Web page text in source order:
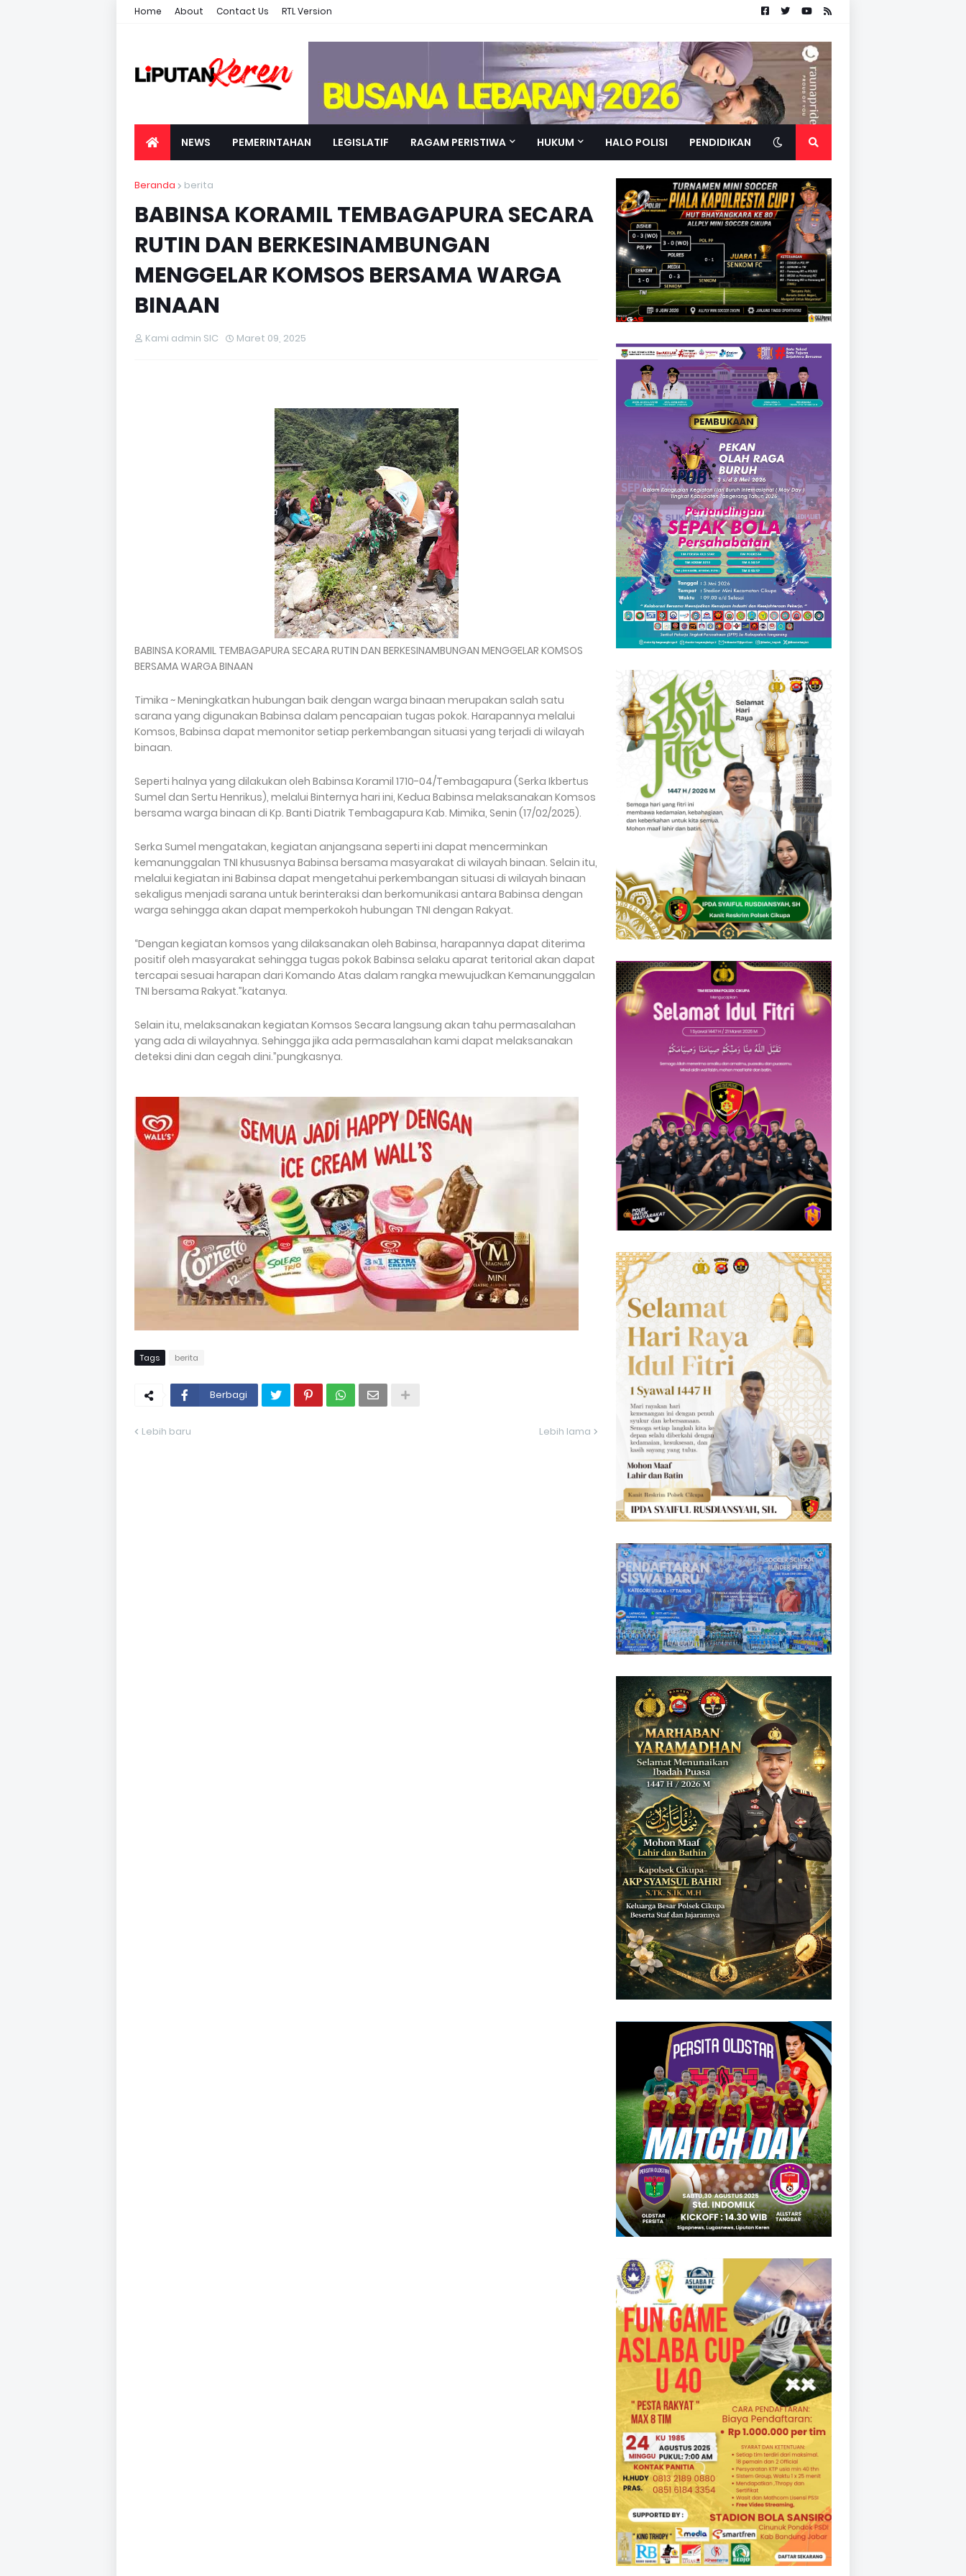
Home About Contact Us RTL Version
NEWS PEMERINTAHAN LEGISLATIF RAGAM PERISTIWA HUKUM HALO POLISI PENDIDIKAN
Beranda berita
BABINSA KORAMIL TEMBAGAPURA SECARA
RUTIN DAN BERKESINAMBUNGAN
MENGGELAR KOMSOS BERSAMA WARGA
BINAAN
Kami admin SIC Maret 09, 2025
BABINSA KORAMIL TEMBAGAPURA SECARA RUTIN DAN BERKESINAMBUNGAN MENGGELAR KOMSOS
BERSAMA WARGA BINAAN
Timika ~ Meningkatkan hubungan baik dengan warga binaan merupakan salah satu
sarana yang digunakan Babinsa dalam pencapaian tugas pokok. Harapannya melalui
Komsos, Babinsa dapat memonitor setiap perkembangan situasi yang terjadi di wilayah
binaan.
Seperti halnya yang dilakukan oleh Babinsa Koramil 1710-04/Tembagapura (Serka Ikbertus
Sumel dan Sertu Henrikus), melalui Binternya hari ini, Kedua Babinsa melaksanakan Komsos
bersama warga binaan di Kp. Banti Diatrik Tembagapura Kab. Mimika, Senin (17/02/2025).
Serka Sumel mengatakan, kegiatan anjangsana seperti ini dapat mencerminkan
kemanunggalan TNI khususnya Babinsa bersama masyarakat di wilayah binaan. Selain itu,
melalui kegiatan ini Babinsa dapat mengetahui perkembangan situasi di wilayah binaan
sekaligus menjadi sarana untuk berinteraksi dan berkomunikasi antara Babinsa dengan
warga sehingga akan dapat memperkokoh hubungan TNI dengan Rakyat.
“Dengan kegiatan komsos yang dilaksanakan oleh Babinsa, harapannya dapat diterima
positif oleh masyarakat sehingga tugas pokok Babinsa selaku aparat teritorial akan dapat
tercapai sesuai harapan dari Komando Atas dalam rangka mewujudkan Kemanunggalan
TNI bersama Rakyat.”katanya.
Selain itu, melaksanakan kegiatan Komsos Secara langsung akan tahu permasalahan
yang ada di wilayahnya. Sehingga jika ada permasalahan kami dapat melaksanakan
deteksi dini dan cegah dini.”pungkasnya.
Tags berita
Berbagi
Lebih baru Lebih lama